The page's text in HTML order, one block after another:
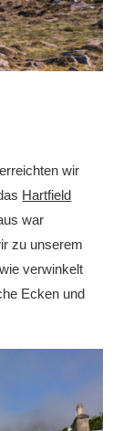
wir
Hartfield
war
zu unserem
verwinkelt
Ecken und